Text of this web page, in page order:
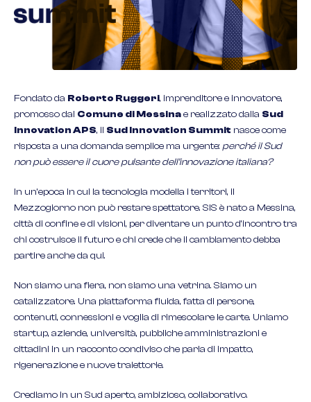
Fondato da Roberto Ruggeri, imprenditore e innovatore,
promosso dal Comune di Messinae realizzato dalla Sud
Innovation APS, il Sud Innovation Summit nasce come
risposta a una domanda semplice ma urgente: perché il Sud
non può essere il cuore pulsante dell’innovazione italiana?
In un’epoca in cui la tecnologia modella i territori, il
Mezzogiorno non può restare spettatore. SIS è nato a Messina,
città di confine e di visioni, per diventare un punto d’incontro tra
chi costruisce il futuro e chi crede che il cambiamento debba
partire anche da qui.
Non siamo una fiera, non siamo una vetrina. Siamo un
catalizzatore. Una piattaforma fluida, fatta di persone,
contenuti, connessioni e voglia di rimescolare le carte. Uniamo
startup, aziende, università, pubbliche amministrazioni e
cittadini in un racconto condiviso che parla di impatto,
rigenerazione e nuove traiettorie.
Crediamo in un Sud aperto, ambizioso, collaborativo.